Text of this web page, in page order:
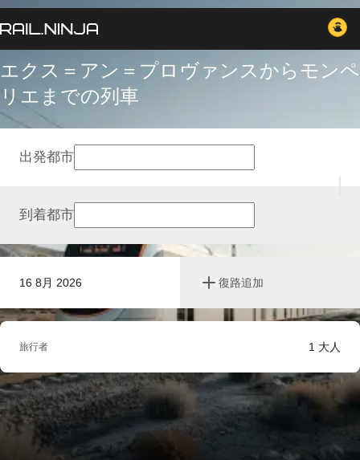
エクス＝アン＝プロヴァンスからモンペ
リエまでの列車
16 8月 2026 復路追加
出発都市
到着都市
旅行者 1 大人